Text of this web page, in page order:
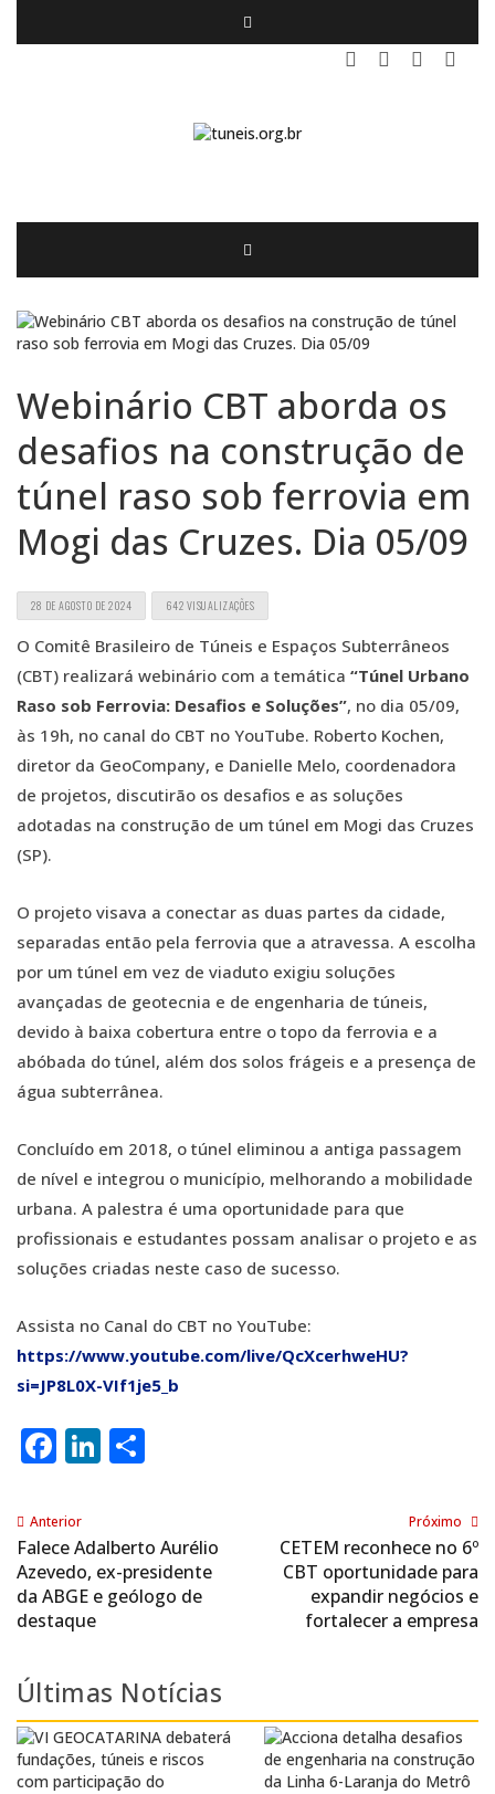
Webinário CBT aborda os
desafios na construção de
túnel raso sob ferrovia em
Mogi das Cruzes. Dia 05/09
28 DE AGOSTO DE 2024 642 VISUALIZAÇÕES
O Comitê Brasileiro de Túneis e Espaços Subterrâneos
(CBT) realizará webinário com a temática “Túnel Urbano
Raso sob Ferrovia: Desafios e Soluções”, no dia 05/09,
às 19h, no canal do CBT no YouTube. Roberto Kochen,
diretor da GeoCompany, e Danielle Melo, coordenadora
de projetos, discutirão os desafios e as soluções
adotadas na construção de um túnel em Mogi das Cruzes
(SP).
O projeto visava a conectar as duas partes da cidade,
separadas então pela ferrovia que a atravessa. A escolha
por um túnel em vez de viaduto exigiu soluções
avançadas de geotecnia e de engenharia de túneis,
devido à baixa cobertura entre o topo da ferrovia e a
abóbada do túnel, além dos solos frágeis e a presença de
água subterrânea.
Concluído em 2018, o túnel eliminou a antiga passagem
de nível e integrou o município, melhorando a mobilidade
urbana. A palestra é uma oportunidade para que
profissionais e estudantes possam analisar o projeto e as
soluções criadas neste caso de sucesso.
Assista no Canal do CBT no YouTube:
https://www.youtube.com/live/QcXcerhweHU?
si=JP8L0X-VIf1je5_b
Facebook
LinkedIn
Anterior
Falece Adalberto Aurélio
Azevedo, ex-presidente
da ABGE e geólogo de
destaque
Próximo
CETEM reconhece no 6º
CBT oportunidade para
expandir negócios e
fortalecer a empresa
Últimas Notícias